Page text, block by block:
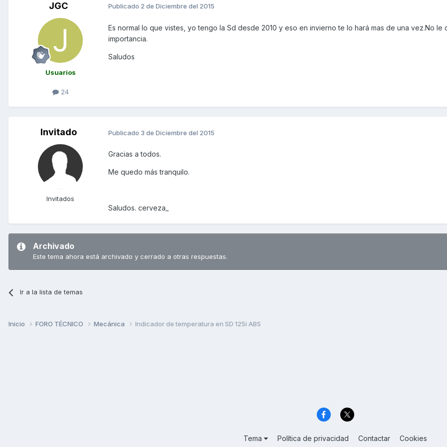
JGC
Usuarios
24
Publicado 2 de Diciembre del 2015
Es normal lo que vistes, yo tengo la Sd desde 2010 y eso en invierno te lo hará mas de una vez.No le
importancia.
Saludos
Invitado
Invitados
Publicado 3 de Diciembre del 2015
Gracias a todos.
Me quedo más tranquilo.
Saludos. cerveza_
Archivado
Este tema ahora está archivado y cerrado a otras respuestas.
Ir a la lista de temas
Inicio FORO TÉCNICO Mecánica Indicador de temperatura en SD 125i ABS
Tema Política de privacidad Contactar Cookies